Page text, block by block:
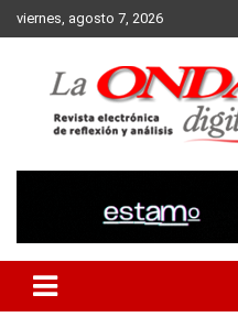
Skip
to
viernes, agosto 7, 2026